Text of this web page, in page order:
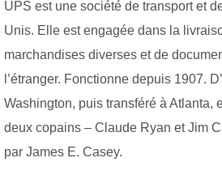
UPS est une société de transport et
Unis. Elle est engagée dans la
marchandises diverses et de
l’étranger. Fonctionne depuis 1907.
Washington, puis transféré à Atlanta,
deux copains – Claude Ryan et Jim
par James E. Casey.